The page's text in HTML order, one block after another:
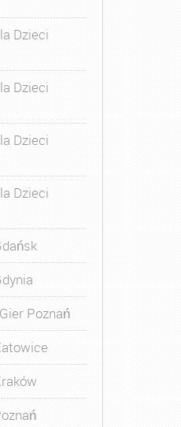
Dzieci
Dzieci
Dzieci
Dzieci
Poznań